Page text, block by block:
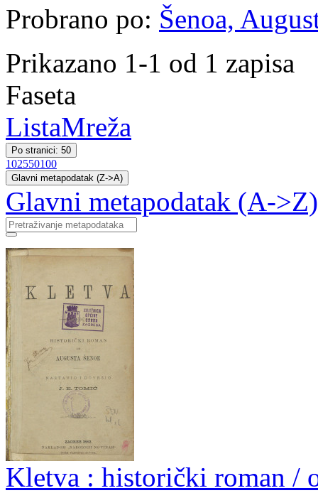
Probrano po: Šenoa,
Prikazano 1-1 od 1 zapisa
Faseta
ListaMreža
Po stranici: 50
102550100
Glavni metapodatak (Z->A)
Glavni metapodatak (A->Z)
Kletva : historički roman /